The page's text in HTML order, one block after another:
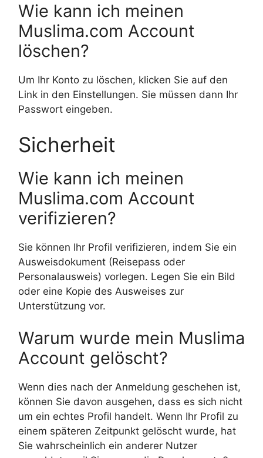
Wie kann ich meinen
Muslima.com Account
löschen?
Um Ihr Konto zu löschen, klicken Sie auf den
Link in den Einstellungen. Sie müssen dann Ihr
Passwort eingeben.
Sicherheit
Wie kann ich meinen
Muslima.com Account
verifizieren?
Sie können Ihr Profil verifizieren, indem Sie ein
Ausweisdokument (Reisepass oder
Personalausweis) vorlegen. Legen Sie ein Bild
oder eine Kopie des Ausweises zur
Unterstützung vor.
Warum wurde mein Muslima
Account gelöscht?
Wenn dies nach der Anmeldung geschehen ist,
können Sie davon ausgehen, dass es sich nicht
um ein echtes Profil handelt. Wenn Ihr Profil zu
einem späteren Zeitpunkt gelöscht wurde, hat
Sie wahrscheinlich ein anderer Nutzer